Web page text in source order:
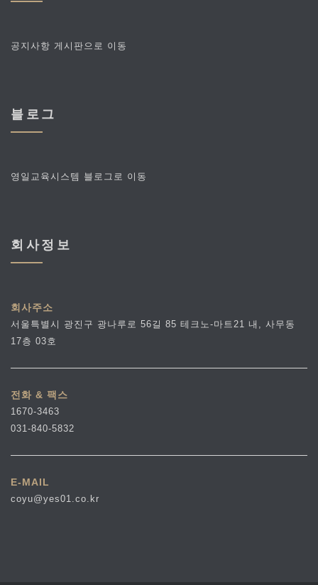
공지사항 게시판으로 이동
블로그
영일교육시스템 블로그로 이동
회사정보
회사주소
서울특별시 광진구 광나루로 56길 85 테크노-마트21 내, 사무동
17층 03호
전화 & 팩스
1670-3463
031-840-5832
E-MAIL
coyu@yes01.co.kr